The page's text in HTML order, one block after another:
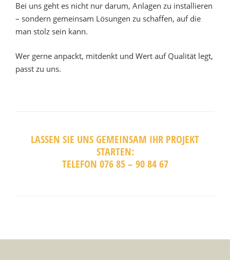
Bei uns geht es nicht nur darum, Anlagen zu installieren
– sondern gemeinsam Lösungen zu schaffen, auf die
man stolz sein kann.
Wer gerne anpackt, mitdenkt und Wert auf Qualität legt,
passt zu uns.
LASSEN SIE UNS GEMEINSAM IHR PROJEKT
STARTEN:
TELEFON 076 85 – 90 84 67